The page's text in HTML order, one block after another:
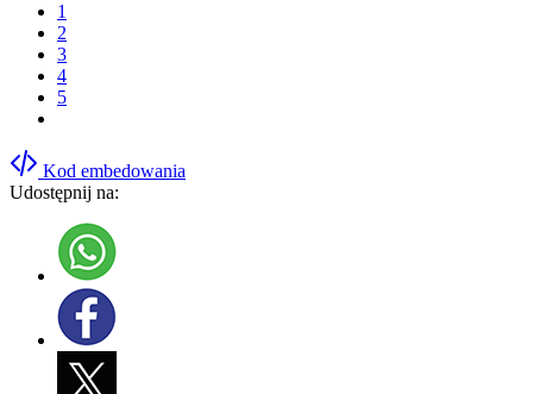
1
2
3
4
5
Kod embedowania
Udostępnij na: